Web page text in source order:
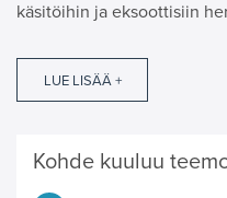
käsitöihin ja eksoottisiin
LUE LISÄÄ +
Kohde kuuluu